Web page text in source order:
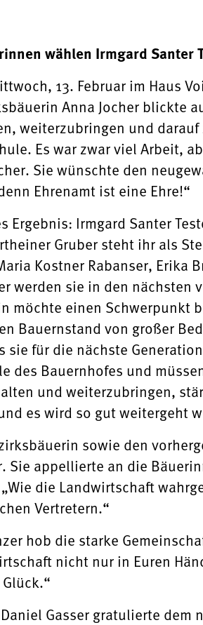
wählen Irmgard Santer
13. Februar im Haus
Anna Jocher blickte
weiterzubringen und
Es war zwar viel Arbeit,
Sie wünschte den
Ehrenamt ist eine Ehre!“
Irmgard Santer
Gruber steht ihr als
Kostner Rabanser, Erika
werden sie in den nächsten
möchte einen Schwerpunkt
Bauernstand von großer
für die nächste
des Bauernhofes und
und weiterzubringen,
es wird so gut weitergeht
sowie den
Sie appellierte an die
die Landwirtschaft
Vertretern.“
hob die starke
nicht nur in Euren
Gasser gratulierte